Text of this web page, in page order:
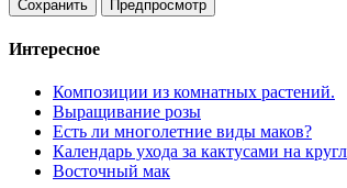
Интересное
Композиции из комнатных растений.
Выращивание розы
Есть ли многолетние виды маков?
Календарь ухода за кактусами на
Восточный мак